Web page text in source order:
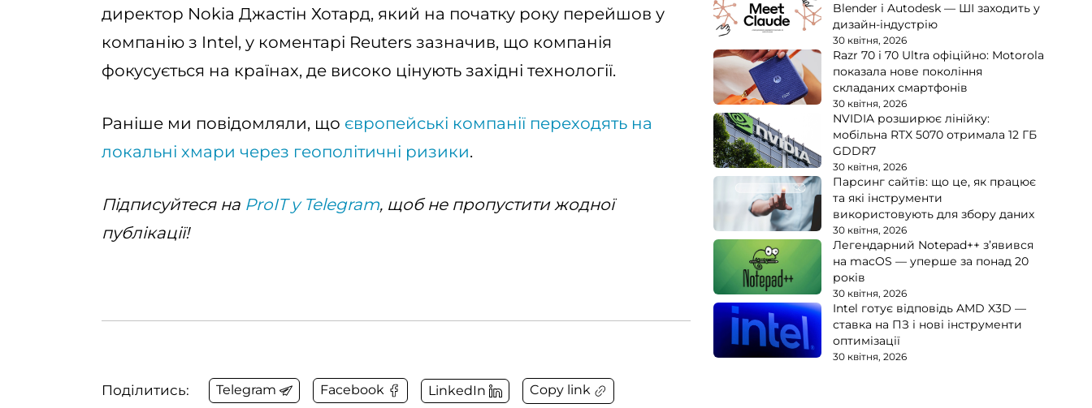
директор Nokia Джастін Хотард, який на початку року перейшов у
компанію з Intel, у коментарі Reuters зазначив, що компанія
фокусується на країнах, де високо цінують західні технології.
Раніше ми повідомляли, що європейські компанії переходять на
локальні хмари через геополітичні ризики.
Підписуйтеся на ProIT у Telegram, щоб не пропустити жодної
публікації!
Поділитись: Telegram Facebook LinkedIn Copy link
Blender і Autodesk — ШІ заходить у
дизайн-індустрію
30 квітня, 2026
Razr 70 і 70 Ultra офіційно: Motorola
показала нове покоління
складаних смартфонів
30 квітня, 2026
NVIDIA розширює лінійку:
мобільна RTX 5070 отримала 12 ГБ
GDDR7
30 квітня, 2026
Парсинг сайтів: що це, як працює
та які інструменти
використовують для збору даних
30 квітня, 2026
Легендарний Notepad++ з’явився
на macOS — уперше за понад 20
років
30 квітня, 2026
Intel готує відповідь AMD X3D —
ставка на ПЗ і нові інструменти
оптимізації
30 квітня, 2026